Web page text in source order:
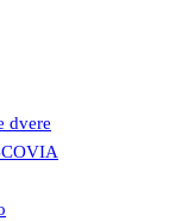
dvere